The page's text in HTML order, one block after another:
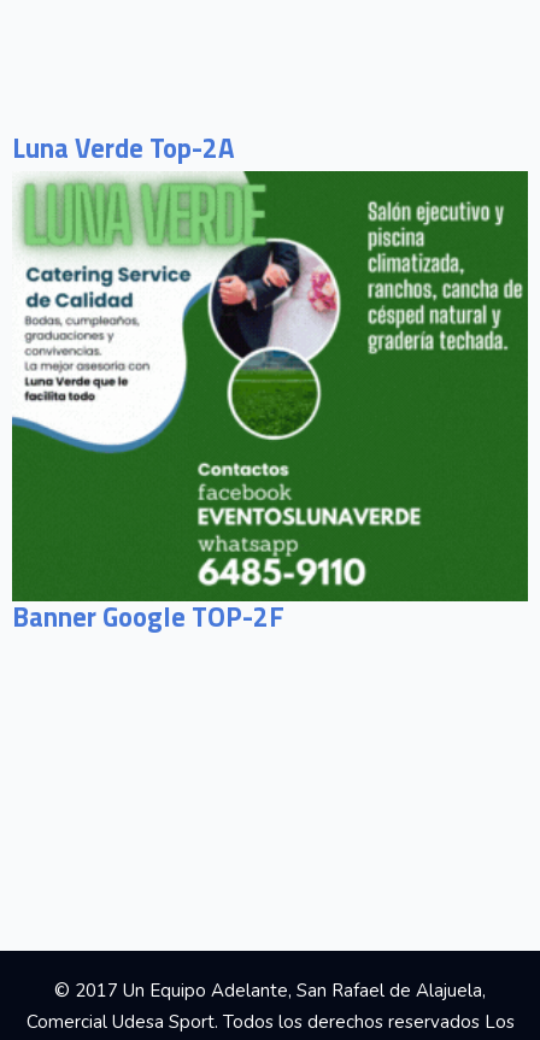
Luna Verde Top-2A
Banner Google TOP-2F
© 2017 Un Equipo Adelante, San Rafael de Alajuela,
Comercial Udesa Sport. Todos los derechos reservados Los